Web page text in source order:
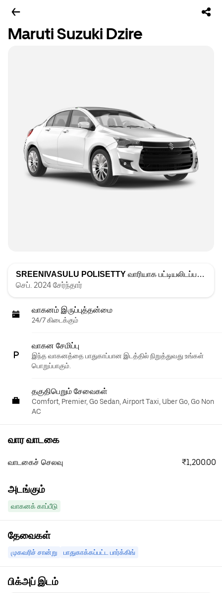
Maruti Suzuki Dzire
SREENIVASULU POLISETTY வாரியாக பட்டியலிடப்பட்டது
செப். 2024 சேர்ந்தார்
வாகனம் இருப்புத்தன்மை
24/7 கிடைக்கும்
வாகன சேமிப்பு
இந்த வாகனத்தை பாதுகாப்பான இடத்தில் நிறுத்துவது உங்கள்
பொறுப்பாகும்.
தகுதிபெறும் சேவைகள்
Comfort, Premier, Go Sedan, Airport Taxi, Uber Go, Go Non
AC
வார வாடகை
வாடகைச் செலவு ₹1,200.00
அடங்கும்
வாகனக் காப்பீடு
தேவைகள்
முகவரிச் சான்று பாதுகாக்கப்பட்ட பார்க்கிங்
பிக்அப் இடம்